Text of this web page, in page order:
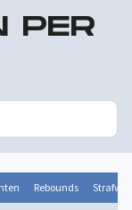
PER
Rebounds